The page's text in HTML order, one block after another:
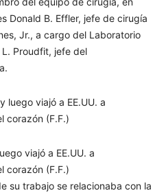
Donald B. Effler, jefe de cirugía
Jr., a cargo del Laboratorio
Proudfit, jefe del
viajó a EE.UU. a
corazón (F.F.)
su trabajo se relacionaba con la